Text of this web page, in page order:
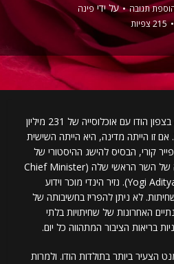
תגובה על ידיפינה
215 צפיות
אוטר פראדש (UP) היא מדינה בצפון הודו עם אוכלוסייה של 231 מיליון
זו הייתה מדינה, היא הייתה השישית
קורי, הבסיס להישג ההיסטורי של
אוטר פראדש נשען על היושרה של השר הראשי שלה (Chief Minister
– CM) יוגי אדיטיאנאת (Yogi Adityanath). נזיר הינדי מוכר וידוע
לא ניתן להפריז בחשיבותה של
האחרונות של שחיתויות בלתי
בריאות הציבור המתהווה כל יום.
הצעיר ביותר בתולדות הודו. ולמרות